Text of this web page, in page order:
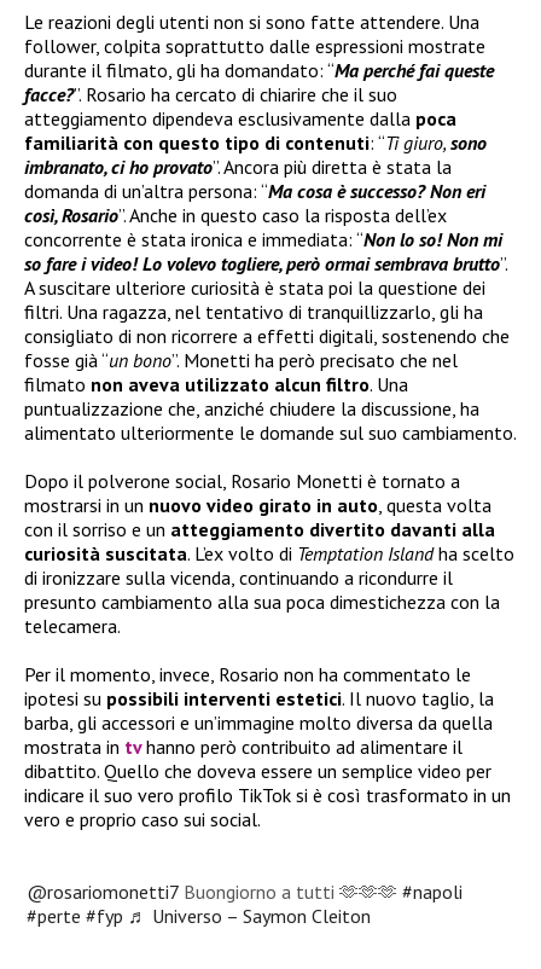
Le reazioni degli utenti non si sono fatte attendere. Una
follower, colpita soprattutto dalle espressioni mostrate
durante il filmato, gli ha domandato: “Ma perché fai queste
facce?”. Rosario ha cercato di chiarire che il suo
atteggiamento dipendeva esclusivamente dalla poca
familiarità con questo tipo di contenuti: “Ti giuro, sono
imbranato, ci ho provato”. Ancora più diretta è stata la
domanda di un’altra persona: “Ma cosa è successo? Non eri
così, Rosario”. Anche in questo caso la risposta dell’ex
concorrente è stata ironica e immediata: “Non lo so! Non mi
so fare i video! Lo volevo togliere, però ormai sembrava brutto”.
A suscitare ulteriore curiosità è stata poi la questione dei
filtri. Una ragazza, nel tentativo di tranquillizzarlo, gli ha
consigliato di non ricorrere a effetti digitali, sostenendo che
fosse già “un bono”. Monetti ha però precisato che nel
filmato non aveva utilizzato alcun filtro. Una
puntualizzazione che, anziché chiudere la discussione, ha
alimentato ulteriormente le domande sul suo cambiamento.
Dopo il polverone social, Rosario Monetti è tornato a
mostrarsi in un nuovo video girato in auto, questa volta
con il sorriso e un atteggiamento divertito davanti alla
curiosità suscitata. L’ex volto di Temptation Islandha scelto
di ironizzare sulla vicenda, continuando a ricondurre il
presunto cambiamento alla sua poca dimestichezza con la
telecamera.
Per il momento, invece, Rosario non ha commentato le
ipotesi su possibili interventi estetici. Il nuovo taglio, la
barba, gli accessori e un’immagine molto diversa da quella
mostrata in tvhanno però contribuito ad alimentare il
dibattito. Quello che doveva essere un semplice video per
indicare il suo vero profilo TikTok si è così trasformato in un
vero e proprio caso sui social.
@rosariomonetti7 Buongiorno a tutti 🫶🫶🫶#napoli
#perte #fyp ♬ Universo – Saymon Cleiton